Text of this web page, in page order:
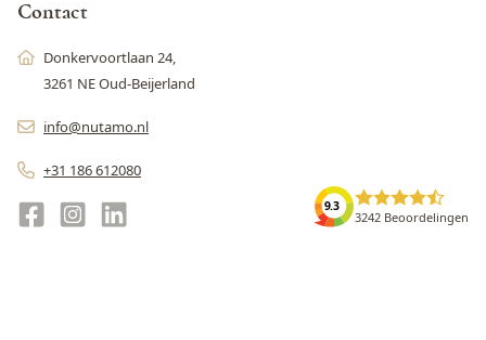
Contact
Donkervoortlaan 24,
3261 NE Oud-Beijerland
info@nutamo.nl
+31 186 612080
9.3
3242 Beoordelingen